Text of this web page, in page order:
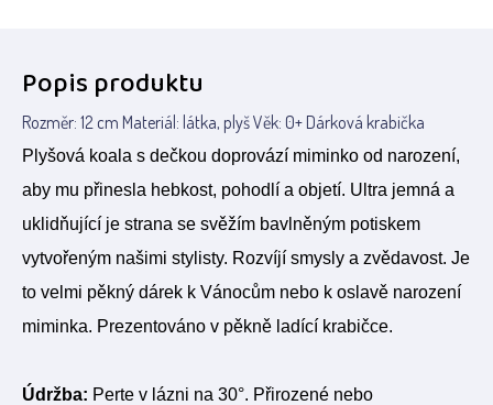
Popis produktu
Rozměr: 12 cm Materiál: látka, plyš Věk: 0+ Dárková krabička
Plyšová koala s dečkou doprovází miminko od narození,
aby mu přinesla hebkost, pohodlí a objetí. Ultra jemná a
uklidňující je strana se svěžím bavlněným potiskem
vytvořeným našimi stylisty. Rozvíjí smysly a zvědavost. Je
to velmi pěkný dárek k Vánocům nebo k oslavě narození
miminka. Prezentováno v pěkně ladící krabičce.
Údržba: Perte v lázni na 30°. Přirozené nebo